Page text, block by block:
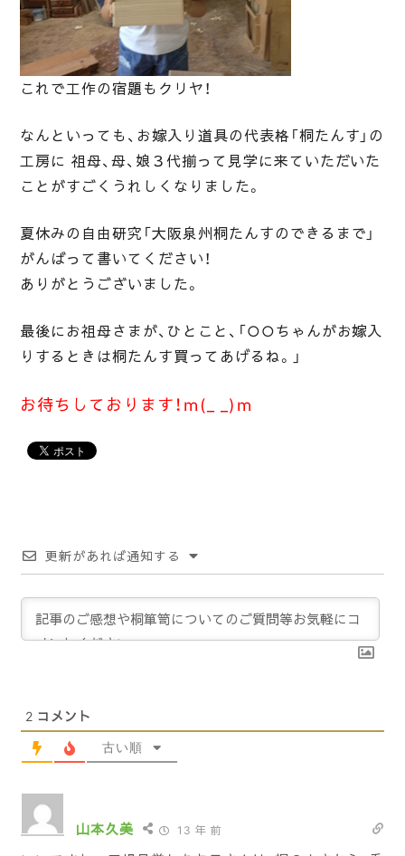
これで工作の宿題もクリヤ！
なんといっても、お嫁入り道具の代表格「桐たんす」の
工房に 祖母、母、娘３代揃って見学に来ていただいた
ことがすごくうれしくなりました。
夏休みの自由研究「大阪泉州桐たんすのできるまで」
がんばって書いてください！
ありがとうございました。
最後にお祖母さまが、ひとこと、「○○ちゃんがお嫁入
りするときは桐たんす買ってあげるね。」
お待ちしております！ｍ(_ _)ｍ
更新があれば通知する
2 コメント
古い順
山本久美 13 年 前